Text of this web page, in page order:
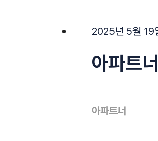
2025년 5월 19
아파트
아파트너